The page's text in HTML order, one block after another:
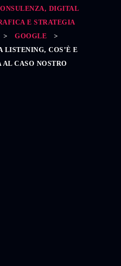
DIGITAL
E STRATEGIA
> GOOGLE
>
LISTENING, COS’È E
AL CASO NOSTRO